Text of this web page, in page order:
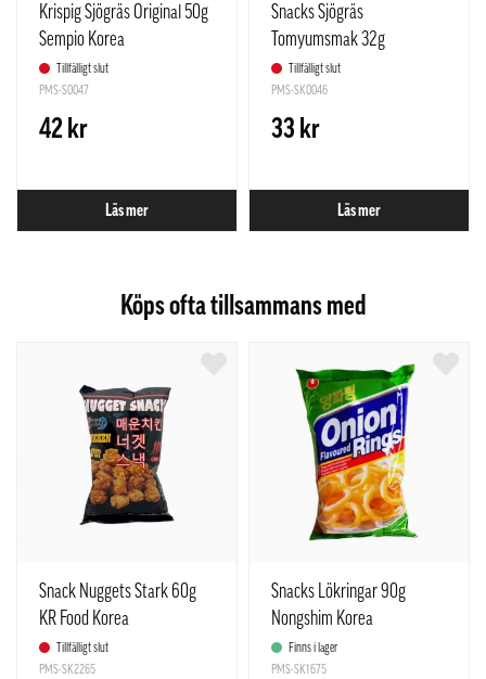
Krispig Sjögräs Original 50g
Sempio Korea
Tillfälligt slut
PMS-S0047
42 kr
Läs mer
Snacks Sjögräs
Tomyumsmak 32g
Taokaenoi
Tillfälligt slut
PMS-SK0046
33 kr
Läs mer
Köps ofta tillsammans med
Snack Nuggets Stark 60g
KR Food Korea
Tillfälligt slut
PMS-SK2265
Snacks Lökringar 90g
Nongshim Korea
Finns i lager
PMS-SK1675